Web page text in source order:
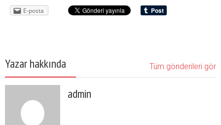
E-posta
Yazar hakkında Tüm gönderileri gör
admin